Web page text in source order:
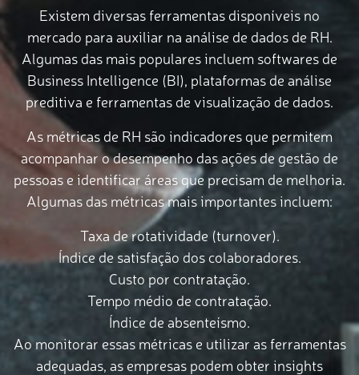
Existem diversas ferramentas disponíveis no
mercado para auxiliar na análise de dados de RH.
Algumas das mais populares incluem softwares de
Business Intelligence (BI), plataformas de análise
preditiva e ferramentas de visualização de dados.
As métricas de RH são indicadores que permitem
acompanhar o desempenho das ações de gestão de
pessoas e identificar áreas que precisam de melhoria.
Algumas das métricas mais importantes incluem:
Taxa de rotatividade (turnover).
Índice de satisfação dos colaboradores.
Custo por contratação.
Tempo médio de contratação.
Índice de absenteísmo.
Ao monitorar essas métricas e utilizar as ferramentas
adequadas, as empresas podem obter insights